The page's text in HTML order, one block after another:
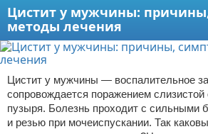
Цистит у мужчины:
методы лечения
Цистит у мужчины — воспалительное
сопровождается поражением слизистой
пузыря. Болезнь проходит с сильными
и резью при мочеиспускании. Так